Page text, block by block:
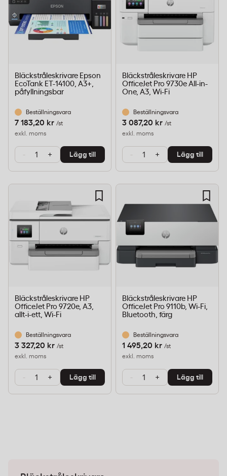
Bläckstråleskrivare Epson
EcoTank ET-14100, A3+,
påfyllningsbar
Beställningsvara
7 183,20 kr /st
exkl. moms
- + Lägg till
Bläckstråleskrivare HP
OfficeJet Pro 9730e All-in-
One, A3, Wi-Fi
Beställningsvara
3 087,20 kr /st
exkl. moms
- + Lägg till
Bläckstråleskrivare HP
OfficeJet Pro 9720e, A3,
allt-i-ett, Wi-Fi
Beställningsvara
3 327,20 kr /st
exkl. moms
- + Lägg till
Bläckstråleskrivare HP
OfficeJet Pro 9110b, Wi-Fi,
Bluetooth, färg
Beställningsvara
1 495,20 kr /st
exkl. moms
- + Lägg till